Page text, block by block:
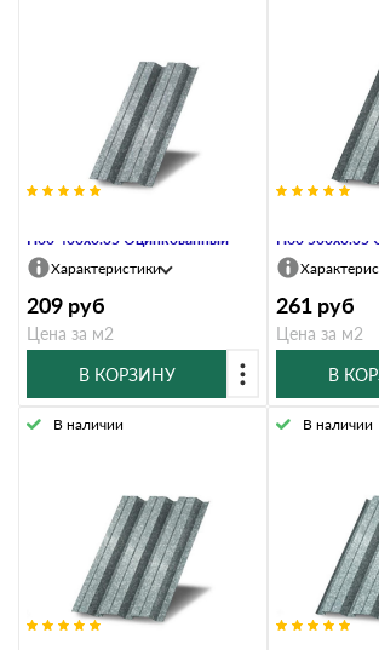
Н60 400х0.35 Оцинкованный
Характеристики
209 руб
Цена за м2
В КОРЗИНУ
Н60 500х0.35
261 руб
Цена за м2
В
В наличии В наличии